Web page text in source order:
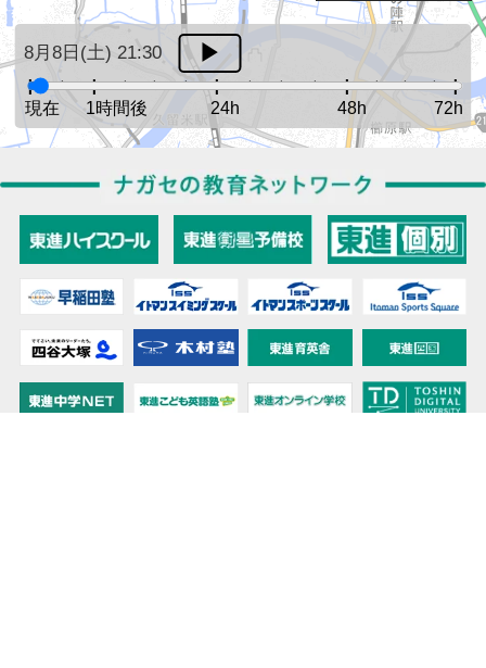
8月8日(土) 21:30
現在 1時間後 24h 48h 72h